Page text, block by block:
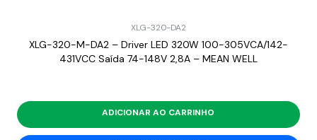
XLG-320-DA2
XLG-320-M-DA2 – Driver LED 320W 100-305VCA/142-
431VCC Saída 74-148V 2,8A – MEAN WELL
ADICIONAR AO CARRINHO